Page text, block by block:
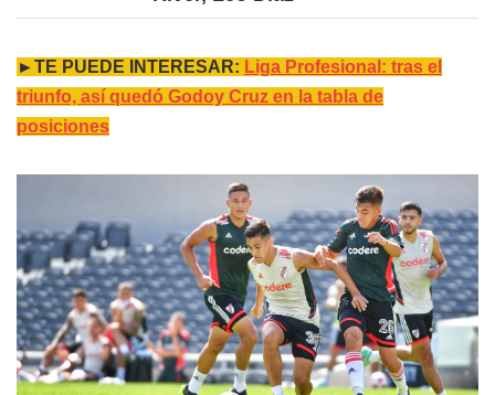
►TE PUEDE INTERESAR: Liga Profesional: tras el
triunfo, así quedó Godoy Cruz en la tabla de
posiciones